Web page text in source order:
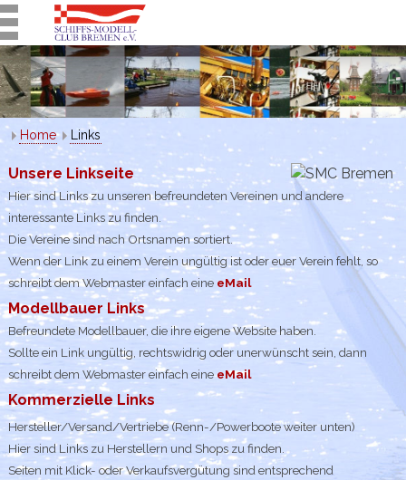
Home Links
Unsere Linkseite
Hier sind Links zu unseren befreundeten Vereinen und andere
interessante Links zu finden.
Die Vereine sind nach Ortsnamen sortiert.
Wenn der Link zu einem Verein ungültig ist oder euer Verein fehlt, so
schreibt dem Webmaster einfach eine eMail
Modellbauer Links
Befreundete Modellbauer, die ihre eigene Website haben.
Sollte ein Link ungültig, rechtswidrig oder unerwünscht sein, dann
schreibt dem Webmaster einfach eineeMail
Kommerzielle Links
Hersteller/Versand/Vertriebe (Renn-/Powerboote weiter unten)
Hier sind Links zu Herstellern und Shops zu finden.
Seiten mit Klick- oder Verkaufsvergütung sind entsprechend